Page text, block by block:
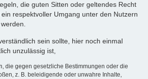
die guten Sitten oder geltendes Recht
respektvoller Umgang unter den Nutzern
sein sollte, hier noch einmal
unzulässig ist,
die gegen gesetzliche Bestimmungen oder die
z. B. beleidigende oder unwahre Inhalte,